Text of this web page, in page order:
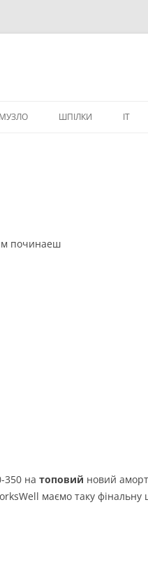
МУЗЛО ШПІЛКИ IT
починаеш
350 на топовий новий
маємо таку фінальну